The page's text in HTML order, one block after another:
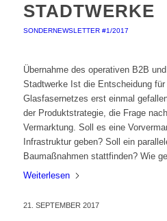
STADTWERKE
SONDERNEWSLETTER #1/2017
Übernahme des operativen B2B
Stadtwerke Ist die Entscheidung
Glasfasernetzes erst einmal
der Produktstrategie, die Frage
Vermarktung. Soll es eine
Infrastruktur geben? Soll ein
Baumaßnahmen stattfinden? Wie
Weiterlesen
21. SEPTEMBER 2017